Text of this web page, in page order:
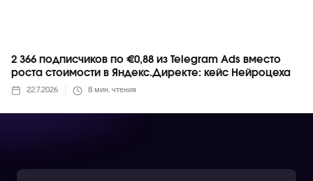
2 366 подписчиков по €0,88 из Telegram Ads вместо
роста стоимости в Яндекс.Директе: кейс Нейроцеха
22.7.2026 8 мин. чтения